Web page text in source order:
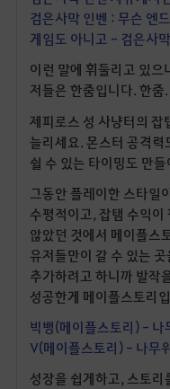
검은사막 인벤 : 무슨 엔
게임도 아니고 - 검은사
이런 말에 휘둘리고 있으
저들은 한줌입니다. 한줌.
제피로스 성 사냥터의 잡
늘리세요. 몬스터 공격
쉴 수 있는 타이밍도 만
그동안 플레이한 스타일
수평적이고, 잡탬 수익이
않았던 것에서 메이플스
유저들만이 갈 수 있는
추가하려고 하니까 발작
성공한게 메이플스토리
빅뱅(메이플스토리) - 나
V(메이플스토리) - 나무
성장을 쉽게하고, 스토리